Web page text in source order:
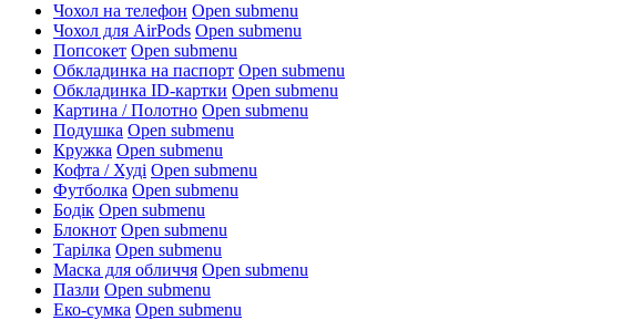
Чохол на телефон Open submenu
Чохол для AirPods Open submenu
Попсокет Open submenu
Обкладинка на паспорт Open submenu
Обкладинка ID-картки Open submenu
Картина / Полотно Open submenu
Подушка Open submenu
Кружка Open submenu
Кофта / Худі Open submenu
Футболка Open submenu
Бодік Open submenu
Блокнот Open submenu
Тарілка Open submenu
Маска для обличчя Open submenu
Пазли Open submenu
Еко-сумка Open submenu